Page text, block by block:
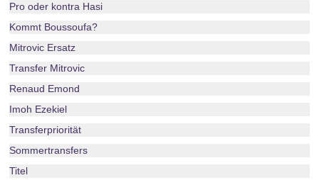
Pro oder kontra Hasi
Kommt Boussoufa?
Mitrovic Ersatz
Transfer Mitrovic
Renaud Emond
Imoh Ezekiel
Transferpriorität
Sommertransfers
Titel